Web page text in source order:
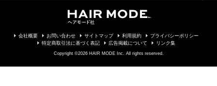
会社概要 お問い合わせ サイトマップ 利用規約
プライバシーポリシー
特定商取引法に基づく表記
広告掲載について リンク集
Copyright ©2026 HAIR MODE Inc. All rights reserved.